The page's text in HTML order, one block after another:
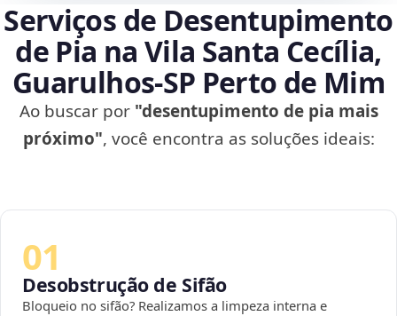
Serviços de Desentupimento
de Pia na Vila Santa Cecília,
Guarulhos‑SP Perto de Mim
Ao buscar por "desentupimento de pia mais
próximo", você encontra as soluções ideais:
01
Desobstrução de Sifão
Bloqueio no sifão? Realizamos a limpeza interna e